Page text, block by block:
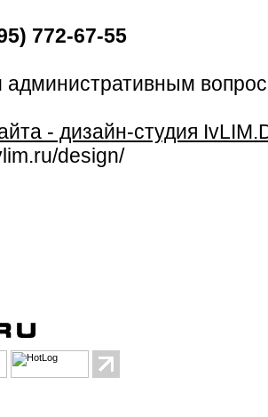
772-67-55
- дизайн-студия
design/